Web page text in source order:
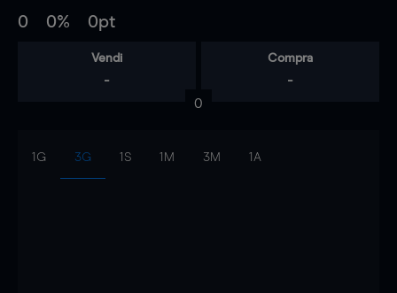
0 0% 0pt
Vendi
-
Compra
-
0
1G 3G 1S 1M 3M 1A